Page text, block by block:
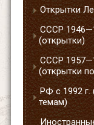
Открытки
СССР
(открытки)
СССР
(открытки
РФ с 1992 г.
темам)